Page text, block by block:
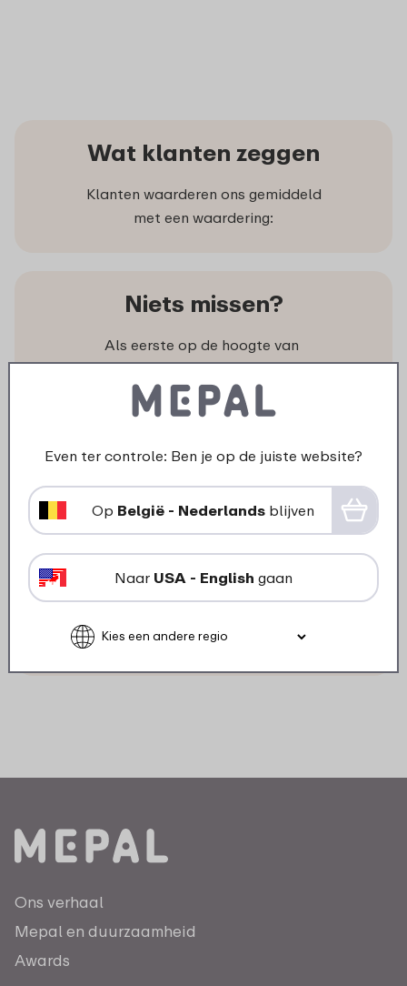
Wat klanten zeggen
Klanten waarderen ons gemiddeld
met een waardering:
Niets missen?
Als eerste op de hoogte van
acties en nieuwe producten.
Ontvang onze nieuwsbrief!
Volg ons
Ook op de sociale kanalen zijn we volop
aanwezig met inspiratie, video’s en leuke acties.
Ons verhaal
Mepal en duurzaamheid
Awards
Even ter controle: Ben je op de juiste website?
Op België - Nederlands blijven
Naar USA - English gaan